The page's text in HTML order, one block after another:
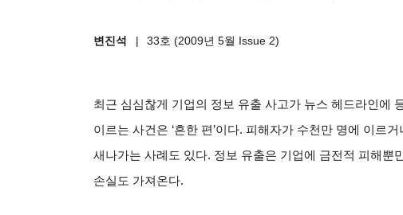
변진석 | 33호 (2009년 5월 Issue 2)
최근 심심찮게 기업의 정보 유출 사고가 뉴스 헤드라인에
이르는 사건은 ‘흔한 편’이다. 피해자가 수천만 명에 이르
새나가는 사례도 있다. 정보 유출은 기업에 금전적 피해뿐
손실도 가져온다.